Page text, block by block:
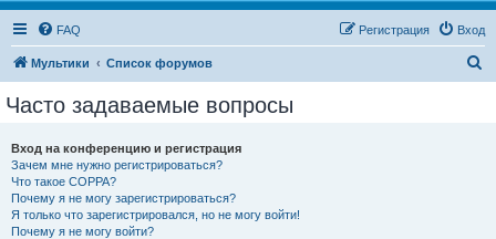
FAQ Вход
Регистрация
Мультики Список форумов
Часто задаваемые вопросы
Вход на конференцию и регистрация
Зачем мне нужно регистрироваться?
Что такое COPPA?
Почему я не могу зарегистрироваться?
Я только что зарегистрировался, но не могу войти!
Почему я не могу войти?